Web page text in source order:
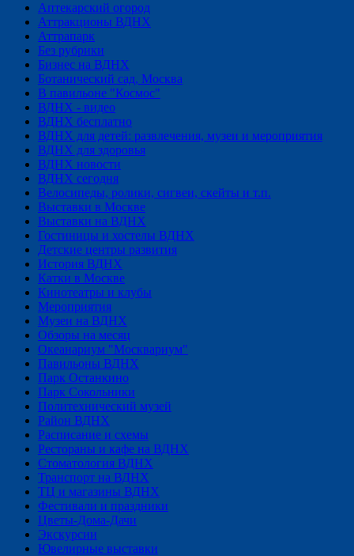
Аптекарский огород
Аттракционы ВДНХ
Аттрапарк
Без рубрики
Бизнес на ВДНХ
Ботанический сад, Москва
В павильоне "Космос"
ВДНХ - видео
ВДНХ бесплатно
ВДНХ для детей: развлечения, музеи и мероприятия
ВДНХ для здоровья
ВДНХ новости
ВДНХ сегодня
Велосипеды, ролики, сигвеи, скейты и т.п.
Выставки в Москве
Выставки на ВДНХ
Гостиницы и хостелы ВДНХ
Детские центры развития
История ВДНХ
Катки в Москве
Кинотеатры и клубы
Мероприятия
Музеи на ВДНХ
Обзоры на месяц
Океанариум "Москвариум"
Павильоны ВДНХ
Парк Останкино
Парк Сокольники
Политехнический музей
Район ВДНХ
Расписание и схемы
Рестораны и кафе на ВДНХ
Стоматология ВДНХ
Транспорт на ВДНХ
ТЦ и магазины ВДНХ
Фестивали и праздники
Цветы-Дома-Дачи
Экскурсии
Ювелирные выставки